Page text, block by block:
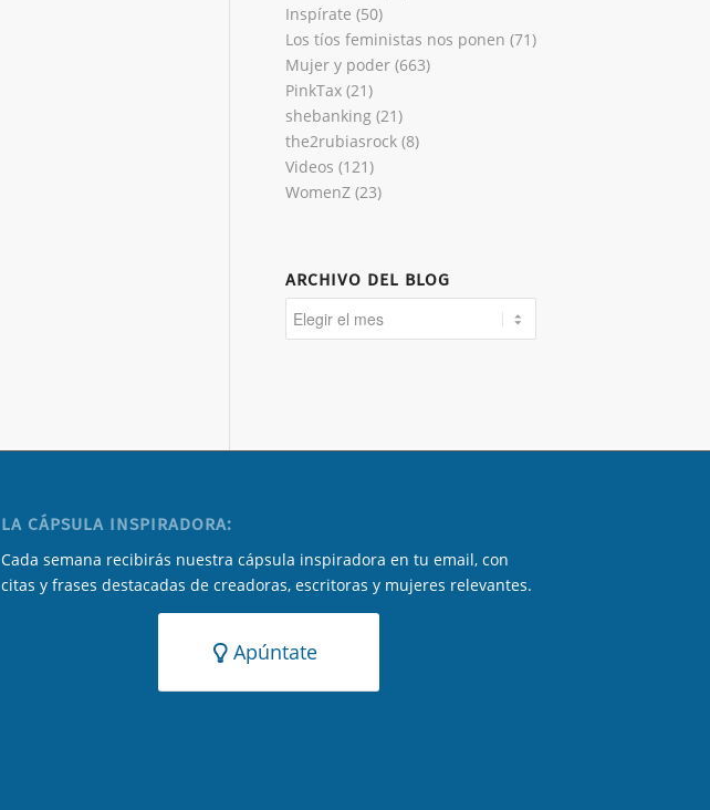
Inspírate (50)
Los tíos feministas nos ponen (71)
Mujer y poder(663)
PinkTax(21)
shebanking(21)
the2rubiasrock(8)
Videos (121)
WomenZ(23)
ARCHIVO DEL BLOG
LA CÁPSULA INSPIRADORA:
Cada semana recibirás nuestra cápsula inspiradora en tu email, con
citas y frases destacadas de creadoras, escritoras y mujeres relevantes.
Apúntate